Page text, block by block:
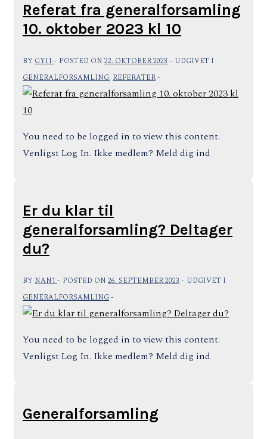
Referat fra generalforsamling
10. oktober 2023 kl 10
BY GYI1 POSTED ON 22. OKTOBER 2023
UDGIVET I
GENERALFORSAMLING, REFERATER
You need to be logged in to view this content.
Venligst Log In. Ikke medlem? Meld dig ind
Er du klar til
generalforsamling? Deltager
du?
BY NAN1 POSTED ON 26. SEPTEMBER 2023
UDGIVET I
GENERALFORSAMLING
You need to be logged in to view this content.
Venligst Log In. Ikke medlem? Meld dig ind
Generalforsamling